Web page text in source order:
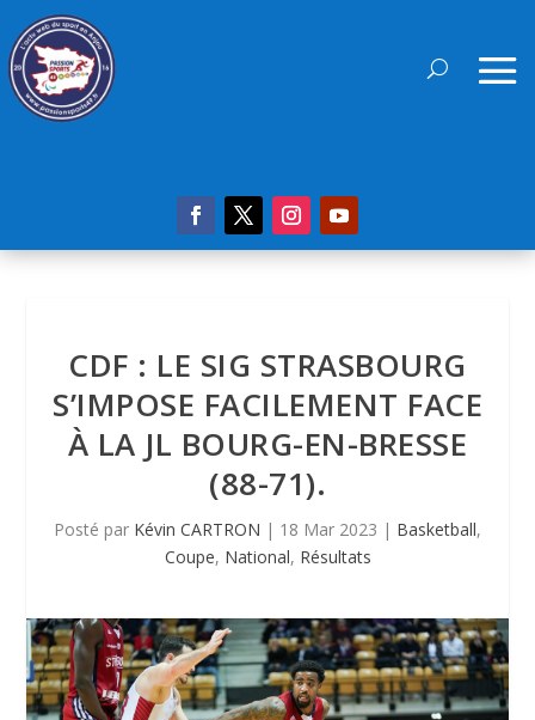
CDF : LE SIG STRASBOURG
S’IMPOSE FACILEMENT FACE
À LA JL BOURG-EN-BRESSE
(88-71).
Posté par Kévin CARTRON | 18 Mar 2023 | Basketball,
Coupe, National, Résultats